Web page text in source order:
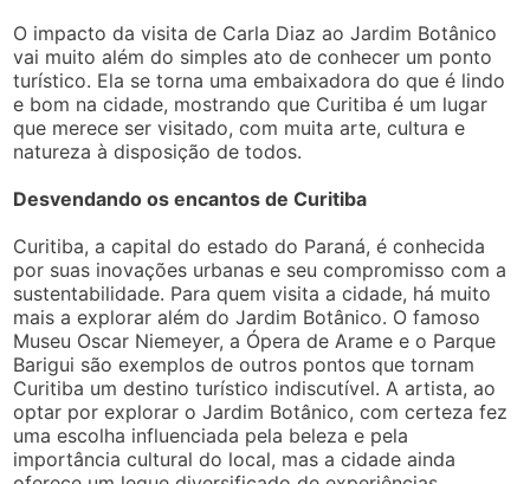
O impacto da visita de Carla Diaz ao Jardim Botânico
vai muito além do simples ato de conhecer um ponto
turístico. Ela se torna uma embaixadora do que é lindo
e bom na cidade, mostrando que Curitiba é um lugar
que merece ser visitado, com muita arte, cultura e
natureza à disposição de todos.
Desvendando os encantos de Curitiba
Curitiba, a capital do estado do Paraná, é conhecida
por suas inovações urbanas e seu compromisso com a
sustentabilidade. Para quem visita a cidade, há muito
mais a explorar além do Jardim Botânico. O famoso
Museu Oscar Niemeyer, a Ópera de Arame e o Parque
Barigui são exemplos de outros pontos que tornam
Curitiba um destino turístico indiscutível. A artista, ao
optar por explorar o Jardim Botânico, com certeza fez
uma escolha influenciada pela beleza e pela
importância cultural do local, mas a cidade ainda